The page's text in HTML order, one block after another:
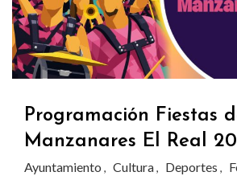
Programación Fiestas
Manzanares El Real
Ayuntamiento , Cultura, Deportes ,